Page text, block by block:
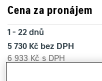
Cena za pronájem
1 - 22 dnů
5 730 Kč bez DPH
6 933 Kč s DPH